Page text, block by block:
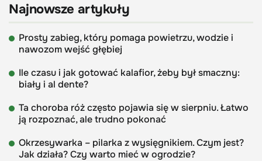
Najnowsze artykuły
Prosty zabieg, który pomaga powietrzu, wodzie i
nawozom wejść głębiej
Ile czasu i jak gotować kalafior, żeby był smaczny:
biały i al dente?
Ta choroba róż często pojawia się w sierpniu. Łatwo
ją rozpoznać, ale trudno pokonać
Okrzesywarka – pilarka z wysięgnikiem. Czym jest?
Jak działa? Czy warto mieć w ogrodzie?